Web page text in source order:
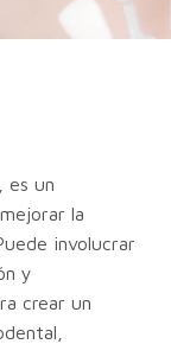
es un
la
involucrar
y
crear un